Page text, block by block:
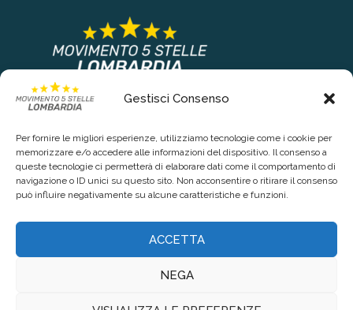
Gestisci Consenso
Per fornire le migliori esperienze, utilizziamo tecnologie come i cookie per
memorizzare e/o accedere alle informazioni del dispositivo. Il consenso a
queste tecnologie ci permetterà di elaborare dati come il comportamento di
navigazione o ID unici su questo sito. Non acconsentire o ritirare il consenso
può influire negativamente su alcune caratteristiche e funzioni.
ACCETTA
NEGA
COLLEGAMENTI PRINCIPALI
Chi siamo
Contattaci
Privacy Policy